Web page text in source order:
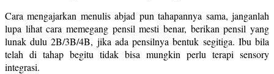
Cara mengajarkan menulis abjad pun tahapannya sama, janganlah
lupa lihat cara memegang pensil mesti benar, berikan pensil yang
lunak dulu 2B/3B/4B, jika ada pensilnya bentuk segitiga. Ibu bila
telah di tahap begitu tidak bisa mungkin perlu terapi sensory
integrasi.